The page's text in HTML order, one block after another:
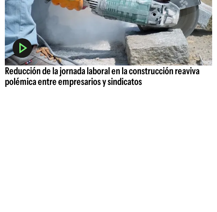
Reducción de la jornada laboral en la construcción reaviva
polémica entre empresarios y sindicatos